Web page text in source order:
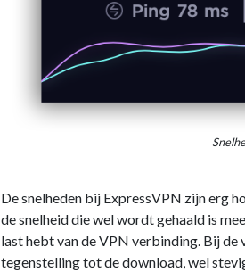
De snelheden bij ExpressVPN zijn erg
de snelheid die wel wordt gehaald is
last hebt van de VPN verbinding. Bij de
tegenstelling tot de download, wel